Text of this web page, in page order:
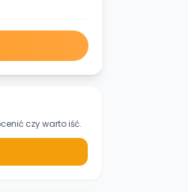
czy warto iść.